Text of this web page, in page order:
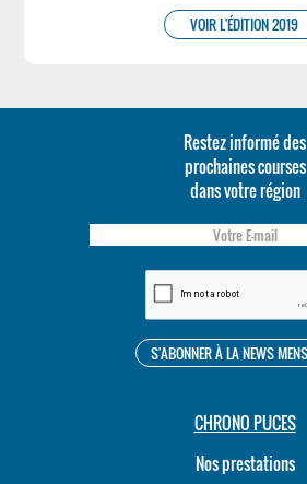
VOIR L'ÉDITION 2019
Restez informé des
prochaines courses
dans votre région
CHRONO PUCES
Nos prestations